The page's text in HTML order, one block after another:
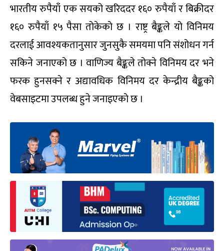
भारतीय रुपैयाँ एक सयको खरिददर १६० रुपैयाँ र बिक्रीदर
१६० रुपैयाँ १५ पैसा तोकेको छ । राष्ट्र बैङ्कले यो विनिमय
दरलाई आवश्यकतानुसार जुनसुकै समयमा पनि संशोधन गर्न
सकिने जनाएको छ । वाणिज्य बैङ्कले तोक्ने विनिमय दर भने
फरक हुनसक्ने र अद्यावधिक विनिमय दर केन्द्रीय बैङ्कको
वेबसाइटमा उपलब्ध हुने जनाइएको छ ।